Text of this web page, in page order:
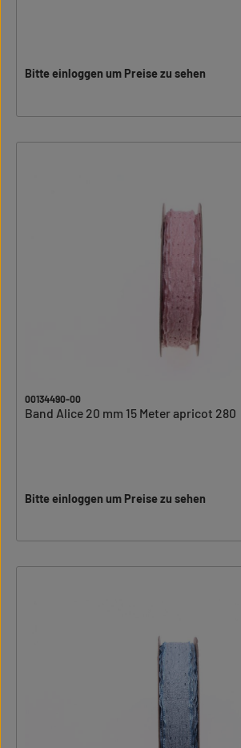
Bitte einloggen um Preise zu sehen
00134490-00
Band Alice 20 mm 15 Meter apricot 280
Bitte einloggen um Preise zu sehen